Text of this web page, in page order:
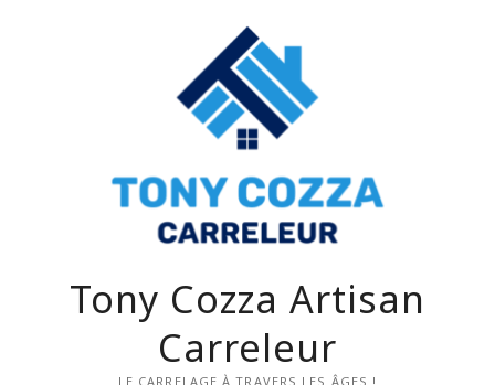
Tony Cozza Artisan
Carreleur
LE CARRELAGE À TRAVERS LES ÂGES !